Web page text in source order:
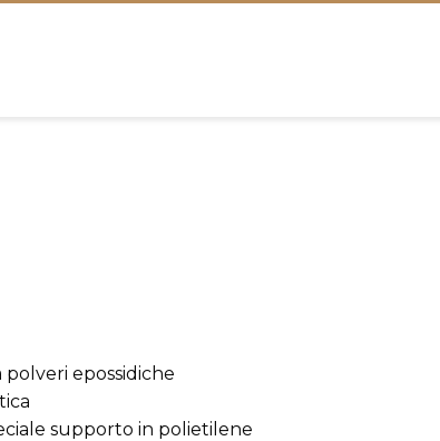
polveri epossidiche
supporto in polietilene